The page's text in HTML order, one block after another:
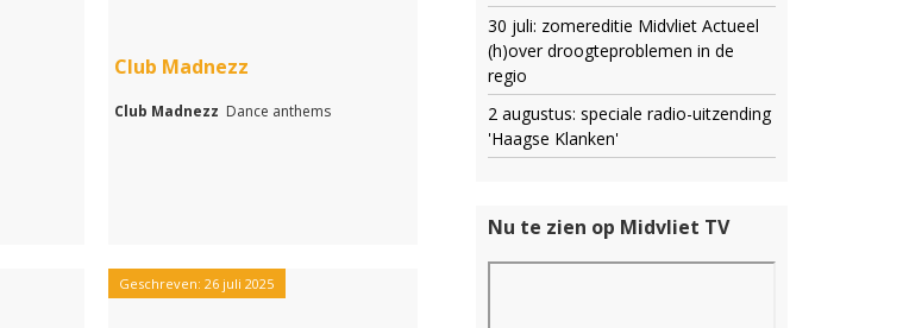
Club Madnezz
Club Madnezz Dance anthems
Geschreven: 26 juli 2025
30 juli: zomereditie Midvliet Actueel
(h)over droogteproblemen in de
regio
2 augustus: speciale radio-uitzending
'Haagse Klanken'
Nu te zien op Midvliet TV